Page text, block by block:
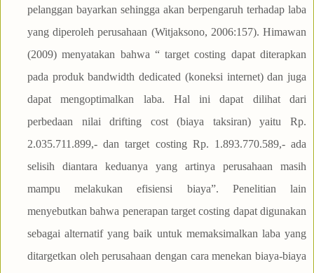
pelanggan bayarkan sehingga akan berpengaruh terhadap laba
yang diperoleh perusahaan (Witjaksono, 2006:157). Himawan
(2009) menyatakan bahwa “ target costing dapat diterapkan
pada produk bandwidth dedicated (koneksi internet) dan juga
dapat mengoptimalkan laba. Hal ini dapat dilihat dari
perbedaan nilai drifting cost (biaya taksiran) yaitu Rp.
2.035.711.899,- dan target costing Rp. 1.893.770.589,- ada
selisih diantara keduanya yang artinya perusahaan masih
mampu melakukan efisiensi biaya”. Penelitian lain
menyebutkan bahwa penerapan target costing dapat digunakan
sebagai alternatif yang baik untuk memaksimalkan laba yang
ditargetkan oleh perusahaan dengan cara menekan biaya-biaya